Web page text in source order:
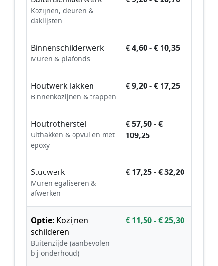
Kozijnen, deuren &
daklijsten
Binnenschilderwerk
Muren & plafonds
€ 4,60 - € 10,35
Houtwerk lakken
Binnenkozijnen & trappen
€ 9,20 - € 17,25
Houtrotherstel
Uithakken & opvullen met
epoxy
€ 57,50 - €
109,25
Stucwerk
Muren egaliseren &
afwerken
€ 17,25 - € 32,20
Optie: Kozijnen
schilderen
Buitenzijde (aanbevolen
bij onderhoud)
€ 11,50 - € 25,30